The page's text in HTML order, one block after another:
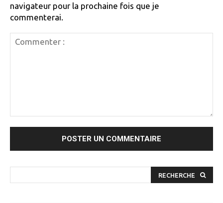
navigateur pour la prochaine fois que je
commenterai.
RECHERCHE